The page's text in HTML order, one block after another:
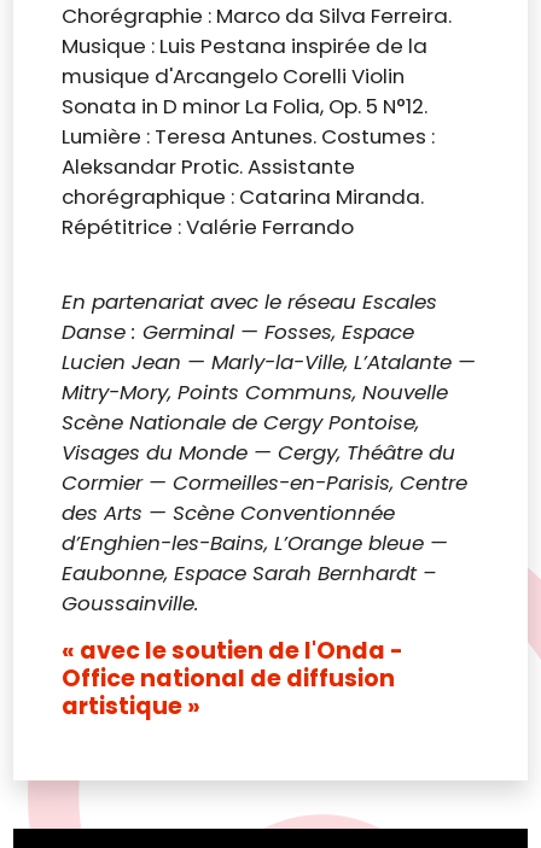
Chorégraphie : Marco da Silva Ferreira.
Musique : Luis Pestana inspirée de la
musique d'Arcangelo Corelli Violin
Sonata in D minor La Folia, Op. 5 N°12.
Lumière : Teresa Antunes. Costumes :
Aleksandar Protic. Assistante
chorégraphique : Catarina Miranda.
Répétitrice : Valérie Ferrando
En partenariat avec le réseau Escales
Danse : Germinal — Fosses, Espace
Lucien Jean — Marly-la-Ville, L’Atalante —
Mitry-Mory, Points Communs, Nouvelle
Scène Nationale de Cergy Pontoise,
Visages du Monde — Cergy, Théâtre du
Cormier — Cormeilles-en-Parisis, Centre
des Arts — Scène Conventionnée
d’Enghien-les-Bains, L’Orange bleue —
Eaubonne, Espace Sarah Bernhardt –
Goussainville.
« avec le soutien de l'Onda -
Office national de diffusion
artistique »